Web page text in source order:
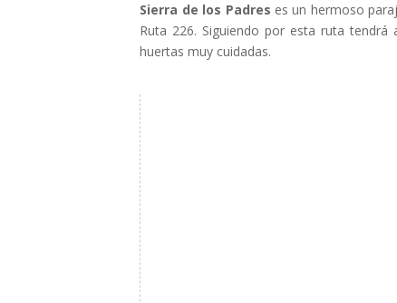
Sierra de los Padres es un hermoso
Ruta 226. Siguiendo por esta ruta
huertas muy cuidadas.